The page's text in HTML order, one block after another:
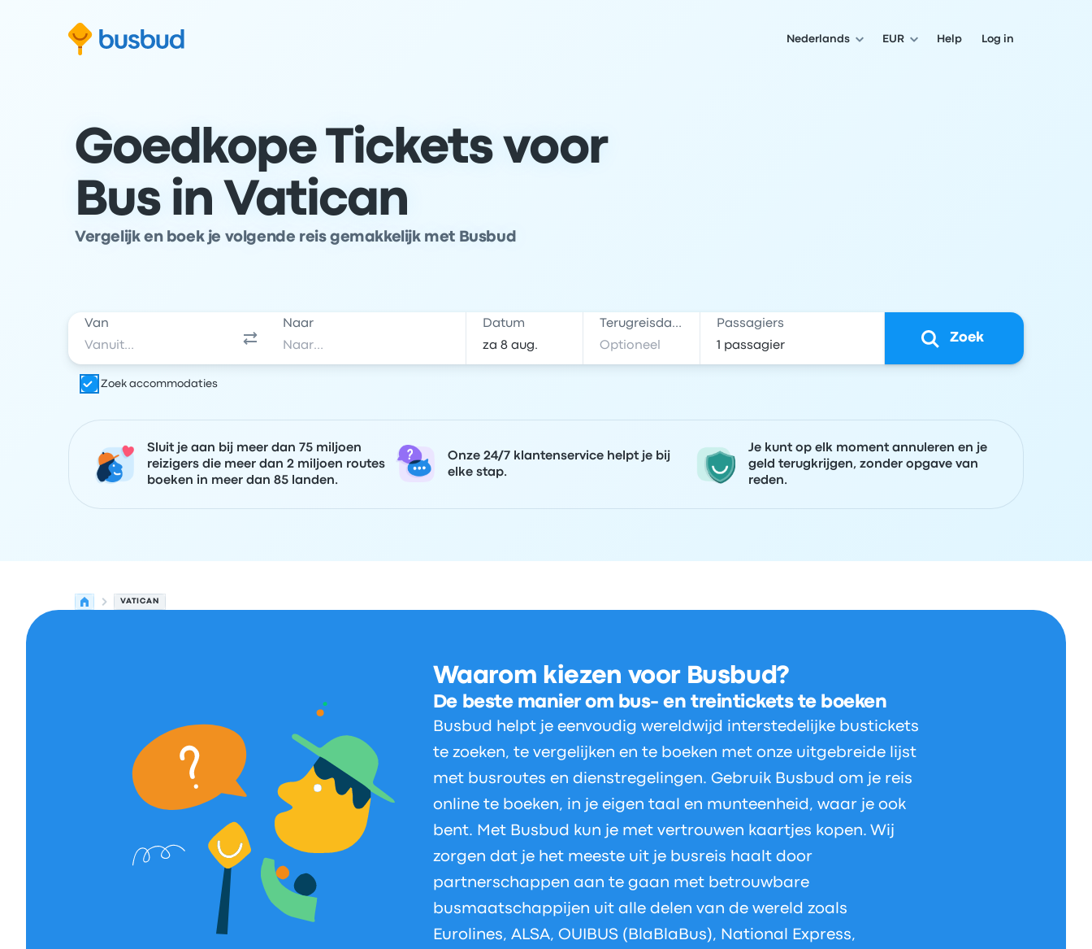
naar het zoekformulier
naar inhoud
Ga naar de footer
Nederlands EUR Help Log in
Goedkope Tickets voor
Bus in Vatican
Vergelijk en boek je volgende reis gemakkelijk met Busbud
Van Naar Datum Terugreisdatum Passagiers
Zoek
Zoek accommodaties
Sluit je aan bij meer dan 75 miljoen
reizigers die meer dan 2 miljoen routes
boeken in meer dan 85 landen.
Onze 24/7 klantenservice helpt je bij
elke stap.
Je kunt op elk moment annuleren en je
geld terugkrijgen, zonder opgave van
reden.
VATICAN
Waarom kiezen voor Busbud?
De beste manier om bus- en treintickets te boeken
Busbud helpt je eenvoudig wereldwijd interstedelijke bustickets
te zoeken, te vergelijken en te boeken met onze uitgebreide lijst
met busroutes en dienstregelingen. Gebruik Busbud om je reis
online te boeken, in je eigen taal en munteenheid, waar je ook
bent. Met Busbud kun je met vertrouwen kaartjes kopen. Wij
zorgen dat je het meeste uit je busreis haalt door
partnerschappen aan te gaan met betrouwbare
busmaatschappijen uit alle delen van de wereld zoals
Eurolines, ALSA, OUIBUS (BlaBlaBus), National Express,